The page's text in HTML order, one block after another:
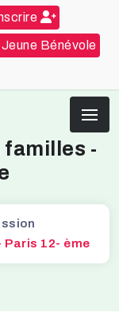
Bénévole
familles -
12- ème